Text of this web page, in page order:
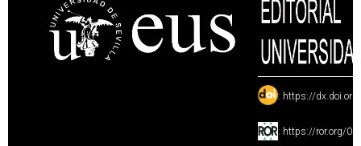
: https://
: https://ror.org/